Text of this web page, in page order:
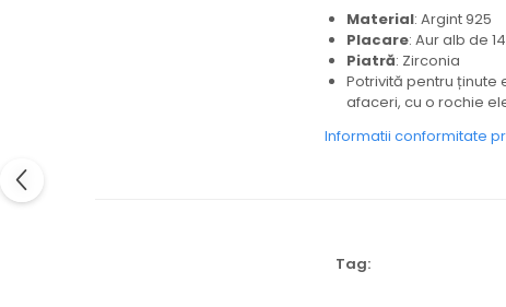
Material: Argint 925
Placare: Aur alb de
Piatră: Zirconia
Potrivită pentru ținute
afaceri, cu o rochie
Informatii conformitate
Tag: